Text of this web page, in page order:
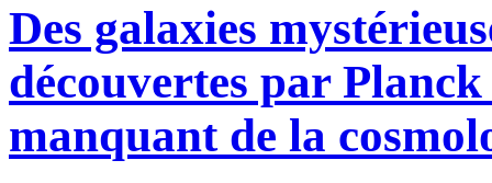
Des galaxies
découvertes par
manquant de la